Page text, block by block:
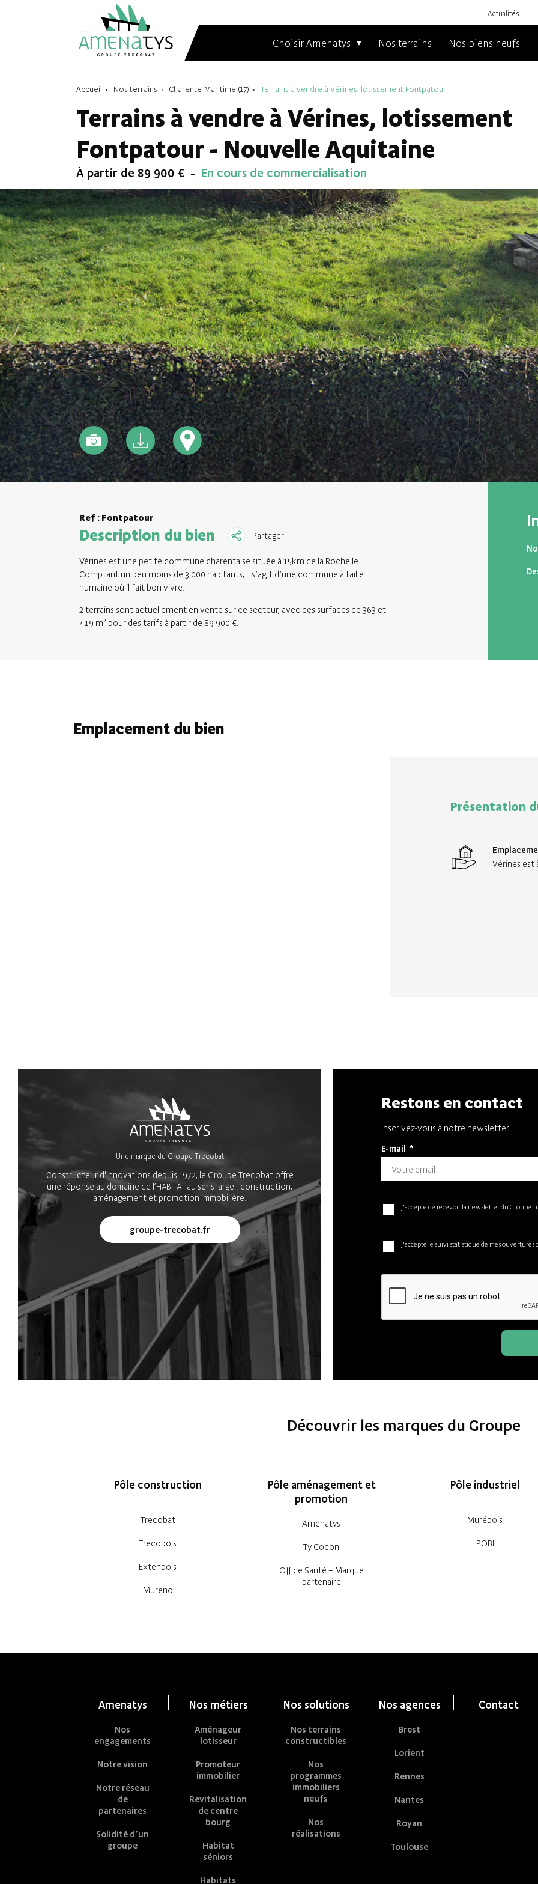
Actualités
Choisir Amenatys Nos terrains Nos biens neufs
Accueil Nos terrains Charente-Maritime (17) Terrains à vendre à Vérines, lotissement Fontpatour
Terrains à vendre à Vérines, lotissement
Fontpatour - Nouvelle Aquitaine
À partir de 89 900 € En cours de commercialisation
Ref : Fontpatour
Description du bien Partager
Vérines est une petite commune charentaise située à 15km de la Rochelle.
Comptant un peu moins de 3 000 habitants, il s’agit d’une commune à taille
humaine où il fait bon vivre.
2 terrains sont actuellement en vente sur ce secteur, avec des surfaces de 363 et
419 m² pour des tarifs à partir de 89 900 €.
Emplacement du bien
Présentation
Vérines est
Une marque du Groupe Trecobat
Constructeur d'innovations depuis 1972, le Groupe Trecobat offre
une réponse au domaine de l’HABITAT au sens large : construction,
aménagement et promotion immobilière.
groupe-trecobat.fr
Restons en contact
Inscrivez-vous à notre newsletter
E-mail *
J'accepte de recevoir la newsletter du Groupe
J'accepte le suivi statistique de mes ouvertures
Découvrir les marques du Groupe
Pôle construction
Trecobat
Trecobois
Extenbois
Mureno
Pôle aménagement et
promotion
Amenatys
Ty Cocon
Office Santé – Marque
partenaire
Pôle industriel
Murébois
POBI
Amenatys
Nos
engagements
Notre vision
Notre réseau
de
partenaires
Solidité d’un
groupe
Nos métiers
Aménageur
lotisseur
Promoteur
immobilier
Revitalisation
de centre
bourg
Habitat
séniors
Habitats
Nos solutions
Nos terrains
constructibles
Nos
programmes
immobiliers
neufs
Nos
réalisations
Nos agences
Brest
Lorient
Rennes
Nantes
Royan
Toulouse
Contact